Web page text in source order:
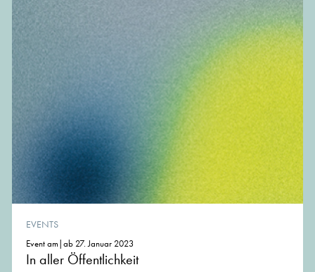
EVENTS
Event am|ab 27. Januar 2023
In aller Öffentlichkeit